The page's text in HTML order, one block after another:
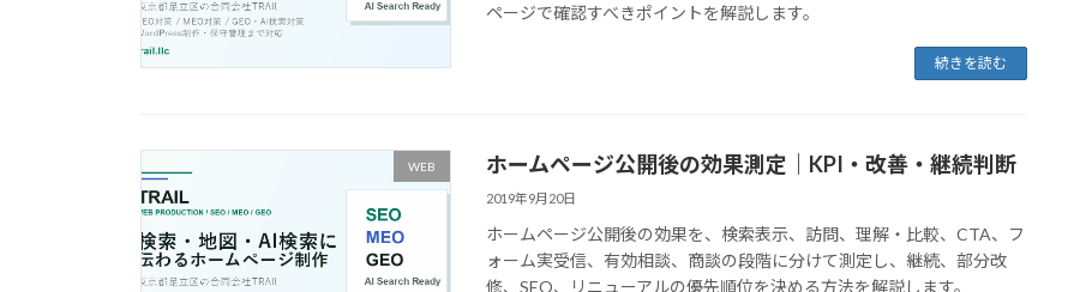
ページで確認すべきポイントを解説します。
続きを読む
WEB ホームページ公開後の効果測定｜KPI・改善・継続判断
2019年9月20日
ホームページ公開後の効果を、検索表示、訪問、理解・比較、CTA、フ
ォーム実受信、有効相談、商談の段階に分けて測定し、継続、部分改
修、SEO、リニューアルの優先順位を決める方法を解説します。